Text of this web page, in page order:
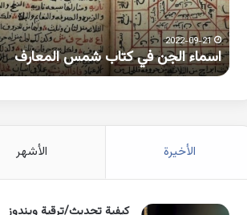
2022-09-21
اسماء الجن في كتاب شمس المعارف
الأخيرة الأشهر
كيفية تحديث/ترقية ويندوز